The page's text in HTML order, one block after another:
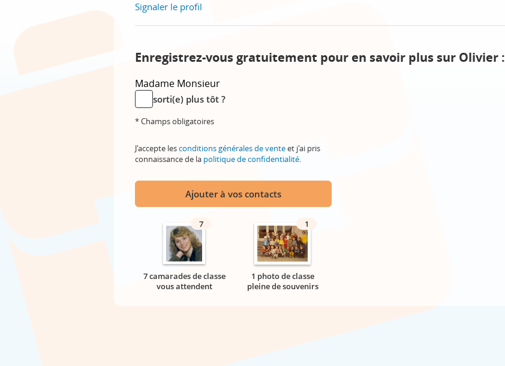
Signaler le profil
Enregistrez-vous gratuitement pour en savoir plus sur Olivier :
Madame Monsieur
sorti(e) plus tôt ?
* Champs obligatoires
J'accepte lesconditions générales de venteet j'ai pris
connaissance de la politique de confidentialité.
Ajouter à vos contacts
7
7 camarades de classe
vous attendent
1
1 photo de classe
pleine de souvenirs